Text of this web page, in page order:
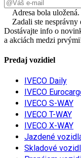
Adresa bola uložená.
Zadali ste nesprávny
Dostávajte info o
a akciách medzi
Predaj vozidiel
IVECO Daily
IVECO
IVECO S-WAY
IVECO T-WAY
IVECO X-WAY
Jazdené
Skladové